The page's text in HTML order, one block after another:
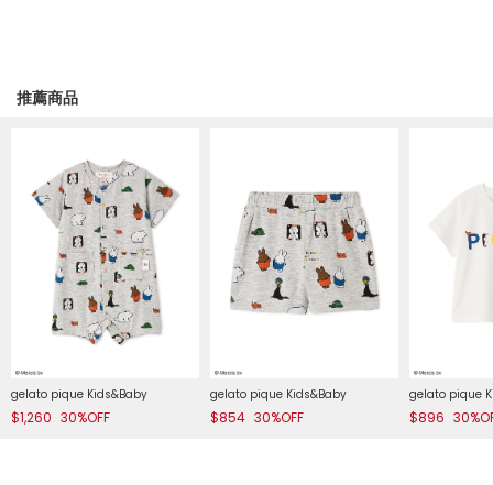
推薦商品
gelato pique Kids&Baby
$1,260 30%OFF
gelato pique Kids&Baby
$854 30%OFF
gelato pique
$896